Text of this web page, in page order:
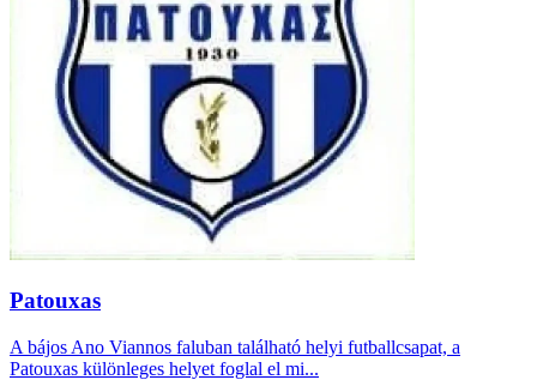
Patouxas
A bájos Ano Viannos faluban található helyi futballcsapat, a
Patouxas különleges helyet foglal el mi...